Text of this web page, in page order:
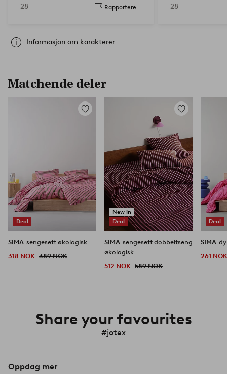
28
Rapportere
28
Informasjon om karakterer
Matchende deler
Deal
Legg
SIMA
sengesett økologisk
318 NOK 389 NOK
New in
Deal
Legg
SIMA sengesett dobbeltseng
økologisk
512 NOK 589 NOK
Deal
SIMA
261
Share your favourites
#jotex
Oppdag mer